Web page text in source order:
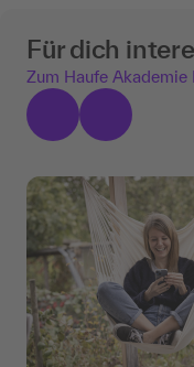
Für dich
Zum Haufe Akademie